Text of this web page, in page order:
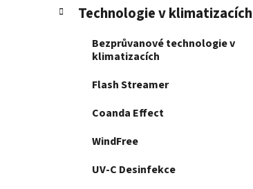
Technologie v klimatizacích
Bezprůvanové technologie v
klimatizacích
Flash Streamer
Coanda Effect
WindFree
UV-C Desinfekce